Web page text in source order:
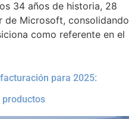
34 años de historia, 28
de Microsoft, consolidando
como referente en el
para 2025:
productos